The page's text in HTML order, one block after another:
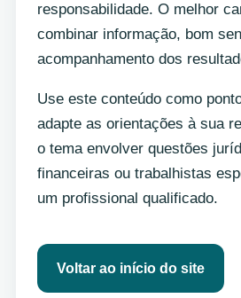
responsabilidade. O melhor
combinar informação, bom
acompanhamento dos
Use este conteúdo como
adapte as orientações à sua
o tema envolver questões
financeiras ou trabalhistas
um profissional qualificado.
Voltar ao início do site